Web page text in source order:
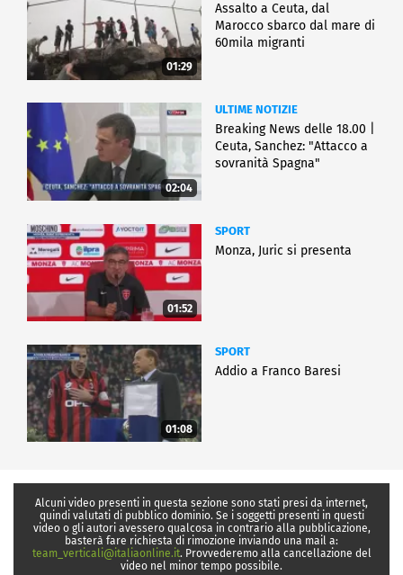
01:29
Assalto a Ceuta, dal
Marocco sbarco dal mare di
60mila migranti
02:04
ULTIME NOTIZIE
Breaking News delle 18.00 |
Ceuta, Sanchez: "Attacco a
sovranità Spagna"
01:52
SPORT
Monza, Juric si presenta
01:08
SPORT
Addio a Franco Baresi
Alcuni video presenti in questa sezione sono stati presi da internet,
quindi valutati di pubblico dominio. Se i soggetti presenti in questi
video o gli autori avessero qualcosa in contrario alla pubblicazione,
basterà fare richiesta di rimozione inviando una mail a:
team_verticali@italiaonline.it. Provvederemo alla cancellazione del
video nel minor tempo possibile.